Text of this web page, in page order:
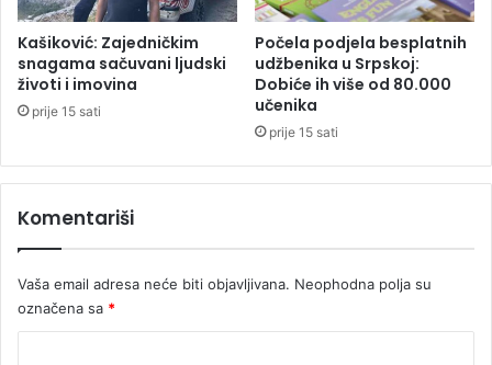
m
,
o
d
v
d
ž
p
Kašiković: Zajedničkim
snagama sačuvani ljudski
životi i imovina
prije 15 sati
Počela podjela besplatnih
udžbenika u Srpskoj:
Dobiće ih više od 80.000
učenika
prije 15 sati
Komentariši
Vaša email adresa neće biti objavljivana. Neophodna polja su
označena sa *